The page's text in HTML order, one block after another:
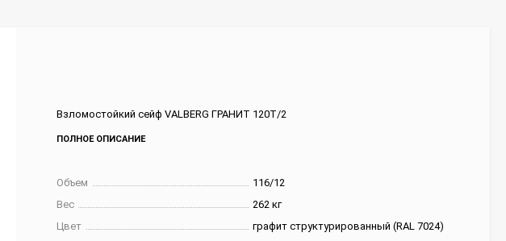
Взломостойкий сейф VALBERG ГРАНИТ 120T/2
ПОЛНОЕ ОПИСАНИЕ
Объем
116/12
Вес
262 кг
Цвет
графит структурированный (RAL 7024)